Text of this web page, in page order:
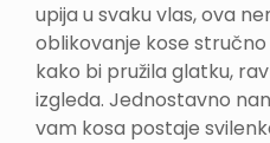
upija u svaku vlas, ova
oblikovanje kose
kako bi pružila glatku,
izgleda. Jednostavno
vam kosa postaje